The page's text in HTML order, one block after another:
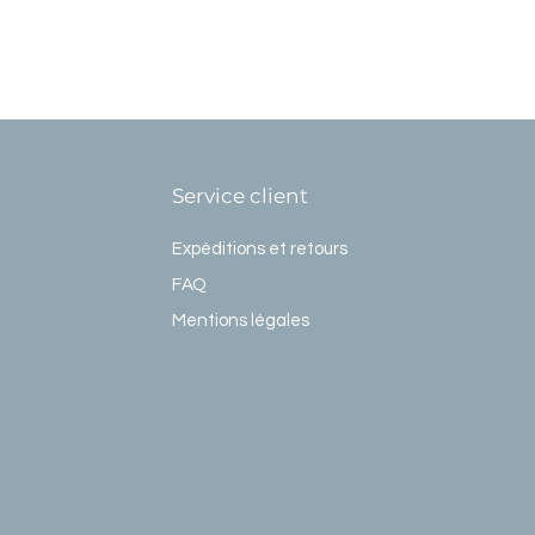
Service client
Expéditions et retours
FAQ
Mentions légales